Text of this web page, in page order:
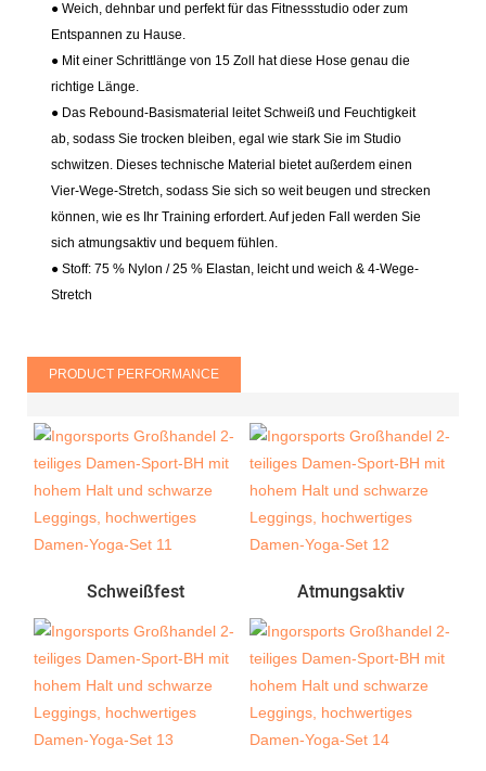
● Weich, dehnbar und perfekt für das Fitnessstudio oder zum
Entspannen zu Hause.
● Mit einer Schrittlänge von 15 Zoll hat diese Hose genau die
richtige Länge.
● Das Rebound-Basismaterial leitet Schweiß und Feuchtigkeit
ab, sodass Sie trocken bleiben, egal wie stark Sie im Studio
schwitzen. Dieses technische Material bietet außerdem einen
Vier-Wege-Stretch, sodass Sie sich so weit beugen und strecken
können, wie es Ihr Training erfordert. Auf jeden Fall werden Sie
sich atmungsaktiv und bequem fühlen.
● Stoff: 75 % Nylon / 25 % Elastan, leicht und weich & 4-Wege-
Stretch
PRODUCT PERFORMANCE
Schweißfest Atmungsaktiv